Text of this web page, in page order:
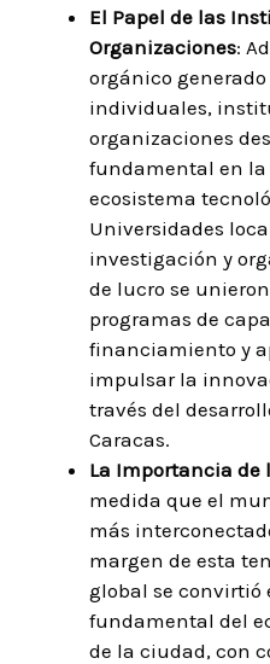
El Papel de las
Organizaciones:
orgánico
individuales,
organizaciones
fundamental en la
ecosistema
Universidades
investigación y
de lucro se
programas de
financiamiento y
impulsar la
través del
Caracas.
La Importancia de
medida que el
más
margen de esta
global se convirtió
fundamental del
de la ciudad, con